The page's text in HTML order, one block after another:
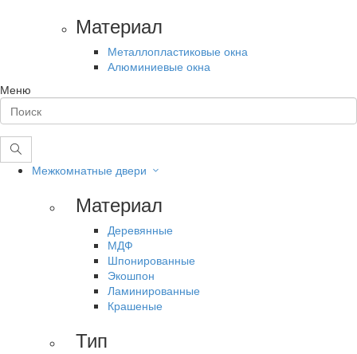
Материал
Металлопластиковые окна
Алюминиевые окна
Меню
Межкомнатные двери
Материал
Деревянные
МДФ
Шпонированные
Экошпон
Ламинированные
Крашеные
Тип